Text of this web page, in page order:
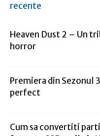
recente
Heaven Dust 2 – Un
horror
Premiera din Sezonul
perfect
Cum sa convertiti